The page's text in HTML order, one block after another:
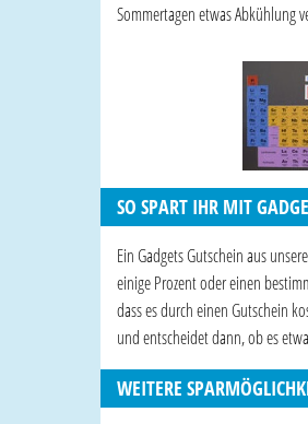
Sommertagen etwas Abkühlung
SO SPART IHR MIT
Ein Gadgets Gutschein aus
einige Prozent oder einen
dass es durch einen Gutschein
und entscheidet dann, ob es
WEITERE